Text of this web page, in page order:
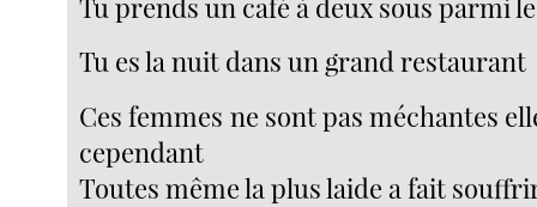
Tu es la nuit dans un grand restaurant
Ces femmes ne sont pas méchantes
cependant
Toutes même la plus laide a fait